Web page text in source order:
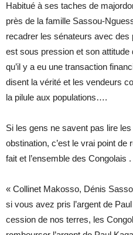
Habitué à ses taches de
près de la famille Sassou-
recadrer les sénateurs avec des
est sous pression et son
qu’il y a eu une transaction
disent la vérité et les vendeurs
la pilule aux populations….
Si les gens ne savent pas lire
obstination, c’est le vrai point
fait et l’ensemble des Congolais .
« Collinet Makosso, Dénis
si vous avez pris l’argent de
cession de nos terres, les